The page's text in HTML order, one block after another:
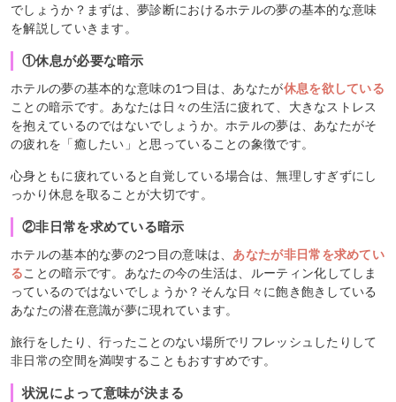
でしょうか？まずは、夢診断におけるホテルの夢の基本的な意味
を解説していきます。
①休息が必要な暗示
ホテルの夢の基本的な意味の1つ目は、あなたが休息を欲している
ことの暗示です。あなたは日々の生活に疲れて、大きなストレス
を抱えているのではないでしょうか。ホテルの夢は、あなたがそ
の疲れを「癒したい」と思っていることの象徴です。
心身ともに疲れていると自覚している場合は、無理しすぎずにし
っかり休息を取ることが大切です。
②非日常を求めている暗示
ホテルの基本的な夢の2つ目の意味は、 あなたが非日常を求めてい
ることの暗示です。あなたの今の生活は、ルーティン化してしま
っているのではないでしょうか？そんな日々に飽き飽きしている
あなたの潜在意識が夢に現れています。
旅行をしたり、行ったことのない場所でリフレッシュしたりして
非日常の空間を満喫することもおすすめです。
状況によって意味が決まる